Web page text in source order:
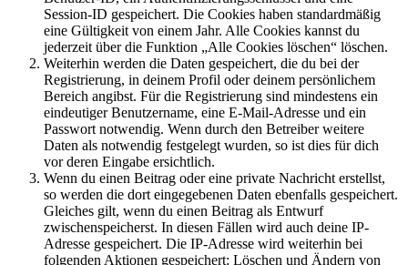
Session-ID gespeichert. Die Cookies haben standardmäßig
eine Gültigkeit von einem Jahr. Alle Cookies kannst du
jederzeit über die Funktion „Alle Cookies löschen“ löschen.
Weiterhin werden die Daten gespeichert, die du bei der
Registrierung, in deinem Profil oder deinem persönlichem
Bereich angibst. Für die Registrierung sind mindestens ein
eindeutiger Benutzername, eine E-Mail-Adresse und ein
Passwort notwendig. Wenn durch den Betreiber weitere
Daten als notwendig festgelegt wurden, so ist dies für dich
vor deren Eingabe ersichtlich.
Wenn du einen Beitrag oder eine private Nachricht erstellst,
so werden die dort eingegebenen Daten ebenfalls gespeichert.
Gleiches gilt, wenn du einen Beitrag als Entwurf
zwischenspeicherst. In diesen Fällen wird auch deine IP-
Adresse gespeichert. Die IP-Adresse wird weiterhin bei
folgenden Aktionen gespeichert: Löschen und Ändern von